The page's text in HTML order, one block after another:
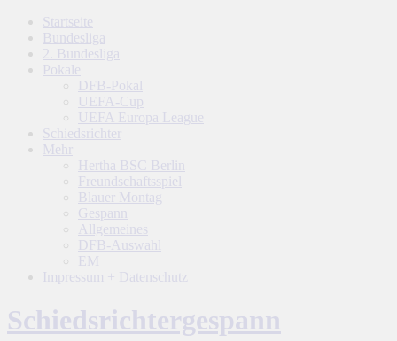
Startseite
Bundesliga
2. Bundesliga
Pokale
DFB-Pokal
UEFA-Cup
UEFA Europa League
Schiedsrichter
Mehr
Hertha BSC Berlin
Freundschaftsspiel
Blauer Montag
Gespann
Allgemeines
DFB-Auswahl
EM
Impressum + Datenschutz
Schiedsrichtergespann